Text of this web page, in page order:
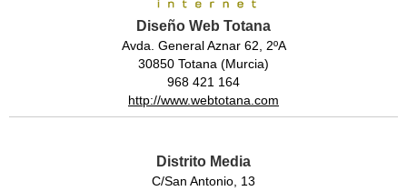
Diseño Web Totana
Avda. General Aznar 62, 2ºA
30850 Totana (Murcia)
968 421 164
http://www.webtotana.com
Distrito Media
C/San Antonio, 13